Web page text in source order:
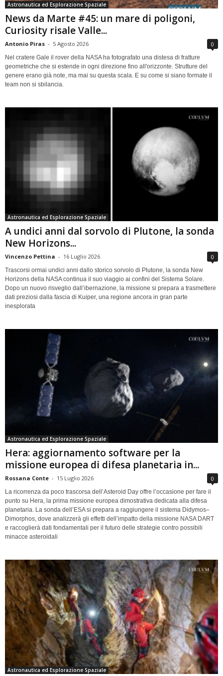
Astronautica ed Esplorazione Spaziale
News da Marte #45: un mare di poligoni,
Curiosity risale Valle...
Antonio Piras - 5 Agosto 2026 0
Nel cratere Gale il rover della NASA ha fotografato una distesa di fratture
geometriche che si estende in ogni direzione fino all'orizzonte. Strutture del
genere erano già note, ma mai su questa scala. E su come si siano formate il
team non si sbilancia.
Astronautica ed Esplorazione Spaziale
A undici anni dal sorvolo di Plutone, la sonda
New Horizons...
Vincenzo Pettina - 16 Luglio 2026 0
Trascorsi ormai undici anni dallo storico sorvolo di Plutone, la sonda New
Horizons della NASA continua il suo viaggio ai confini del Sistema Solare.
Dopo un nuovo risveglio dall’ibernazione, la missione si prepara a trasmettere
dati preziosi dalla fascia di Kuiper, una regione ancora in gran parte
inesplorata
Astronautica ed Esplorazione Spaziale
Hera: aggiornamento software per la
missione europea di difesa planetaria in...
Rossana Conte - 15 Luglio 2026 0
La ricorrenza da poco trascorsa dell’Asteroid Day offre l’occasione per fare il
punto su Hera, la prima missione europea dimostrativa dedicata alla difesa
planetaria. La sonda dell’ESA si prepara a raggiungere il sistema Didymos–
Dimorphos, dove analizzerà gli effetti dell’impatto della missione NASA DART
e raccoglierà dati fondamentali per il futuro delle strategie contro possibili
minacce asteroidali
Astronautica ed Esplorazione Spaziale